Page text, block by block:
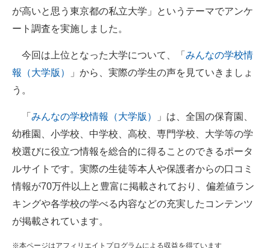
スマホと通信の最新トレンド
好きが集まる 比べて選べる
AI活用のいまが分かる
経営リーダーのコミュニティ
ITエンジニア向け専門サイト
が高いと思う東京都の私立大学」というテーマでアンケ
ート調査を実施しました。
今回は上位となった大学について、「 みんなの学校情
報（大学版）
」から、実際の学生の声を見ていきましょ
う。
「 みんなの学校情報（大学版）
」は、全国の保育園、
幼稚園、小学校、中学校、高校、専門学校、大学等の学
校選びに役立つ情報を総合的に得ることのできるポータ
ルサイトです。実際の生徒等本人や保護者からの口コミ
情報が70万件以上と豊富に掲載されており、偏差値ラン
キングや各学校の学べる内容などの充実したコンテンツ
が掲載されています。
※本ページはアフィリエイトプログラムによる収益を得ています